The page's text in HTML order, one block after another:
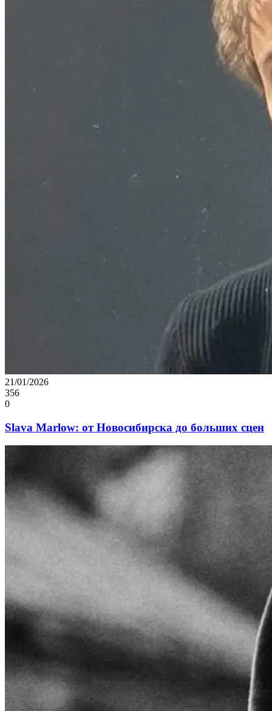
21/01/2026
356
0
Slava Marlow: от Новосибирска до больших сцен